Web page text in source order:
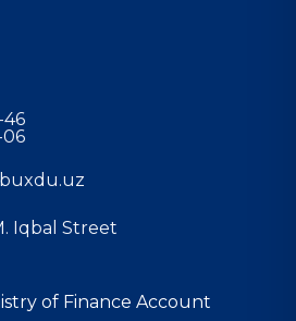
46
06
Iqbal Street
of Finance Account